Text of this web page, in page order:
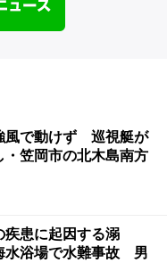
風で動けず 巡視艇が
笠岡市の北木島南方
疾患に起因する溺
浴場で水難事故 男